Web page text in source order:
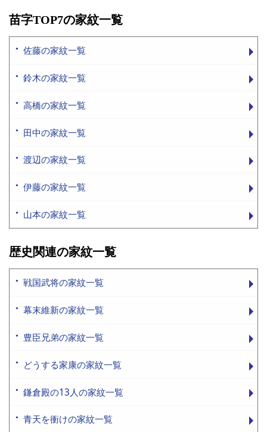
苗字TOP7の家紋一覧
佐藤の家紋一覧
鈴木の家紋一覧
高橋の家紋一覧
田中の家紋一覧
渡辺の家紋一覧
伊藤の家紋一覧
山本の家紋一覧
歴史関連の家紋一覧
戦国武将の家紋一覧
幕末維新の家紋一覧
豊臣兄弟の家紋一覧
どうする家康の家紋一覧
鎌倉殿の13人の家紋一覧
青天を衝けの家紋一覧